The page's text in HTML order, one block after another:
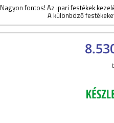
Nagyon fontos! Az ipari festékek
A különböző